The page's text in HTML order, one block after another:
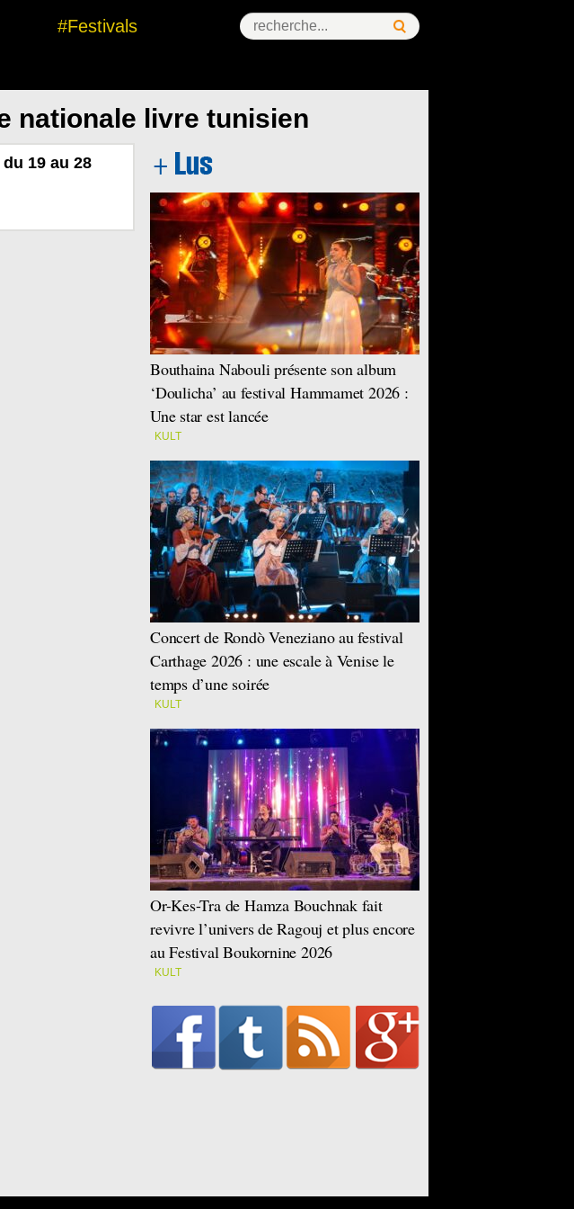
#Festivals
nationale livre tunisien
19 au 28
Bouthaina Nabouli présente son album
‘Doulicha’ au festival Hammamet 2026 :
Une star est lancée
KULT
Concert de Rondò Veneziano au festival
Carthage 2026 : une escale à Venise le
temps d’une soirée
KULT
Or-Kes-Tra de Hamza Bouchnak fait
revivre l’univers de Ragouj et plus encore
au Festival Boukornine 2026
KULT